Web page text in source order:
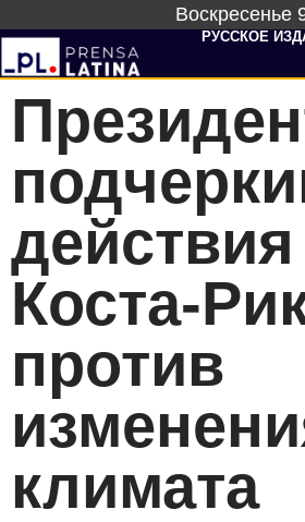
Воскресенье
РУССКОЕ
действия
Коста-
против
климата